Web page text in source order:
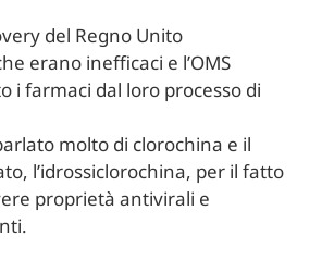
del Regno Unito
erano inefficaci e l’OMS
i farmaci dal loro processo di
molto di clorochina e il
l’idrossiclorochina, per il fatto
proprietà antivirali e